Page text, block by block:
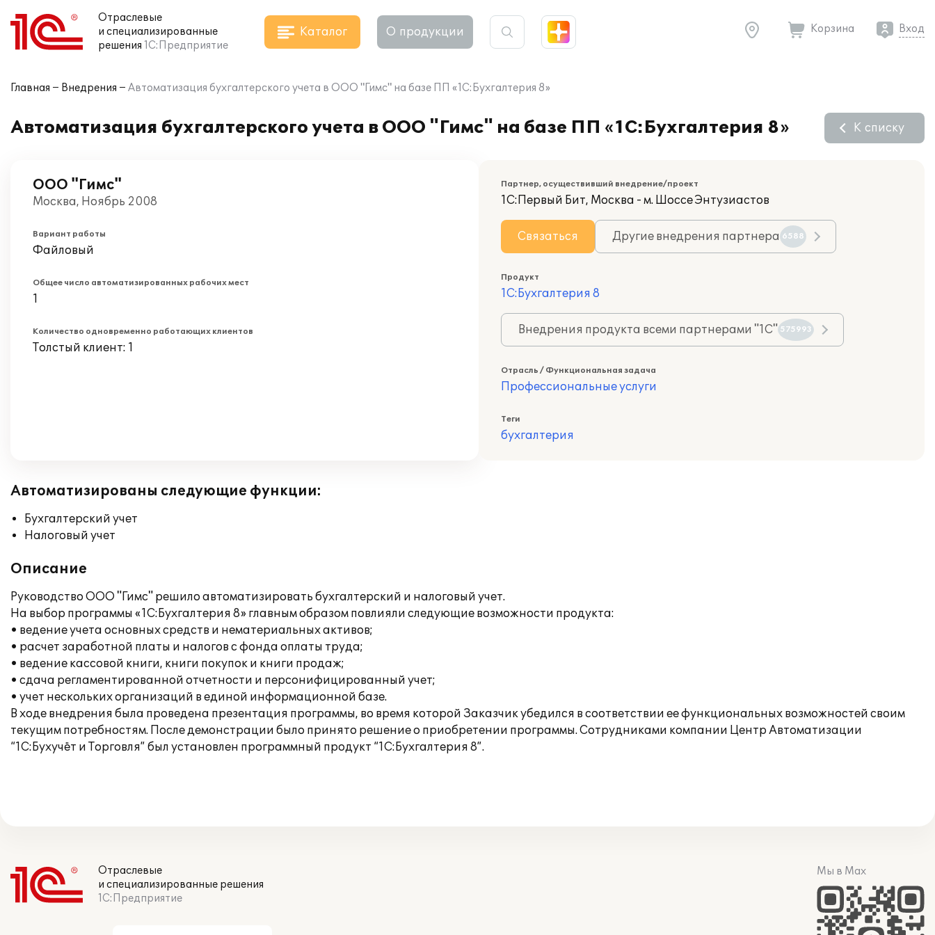
Отраслевые
и специализированные
решения 1С:Предприятие
Каталог О продукции Корзина Вход
Главная Внедрения Автоматизация бухгалтерского учета в ООО "Гимс" на базе ПП «1С:Бухгалтерия 8»
Автоматизация бухгалтерского учета в ООО "Гимс" на базе ПП «1С:Бухгалтерия 8» К списку
ООО "Гимс"
Москва, Ноябрь 2008
Вариант работы
Файловый
Общее число автоматизированных рабочих мест
1
Количество одновременно работающих клиентов
Толстый клиент: 1
Партнер, осуществивший внедрение/проект
1С:Первый Бит, Москва - м. Шоссе Энтузиастов
Связаться Другие внедрения партнера 6588
Продукт
1С:Бухгалтерия 8
Внедрения продукта всеми партнерами "1С" 575993
Отрасль / Функциональная задача
Профессиональные услуги
Теги
бухгалтерия
Автоматизированы следующие функции:
Бухгалтерский учет
Налоговый учет
Описание
Руководство ООО "Гимс" решило автоматизировать бухгалтерский и налоговый учет.
На выбор программы «1С:Бухгалтерия 8» главным образом повлияли следующие возможности продукта:
• ведение учета основных средств и нематериальных активов;
• расчет заработной платы и налогов с фонда оплаты труда;
• ведение кассовой книги, книги покупок и книги продаж;
• сдача регламентированной отчетности и персонифицированный учет;
• учет нескольких организаций в единой информационной базе.
В ходе внедрения была проведена презентация программы, во время которой Заказчик убедился в соответствии ее функциональных возможностей своим
текущим потребностям. После демонстрации было принято решение о приобретении программы. Сотрудниками компании Центр Автоматизации
“1C:Бухучёт и Торговля” был установлен программный продукт “1С:Бухгалтерия 8”.
Отраслевые
и специализированные решения
1С:Предприятие
Мы в Max